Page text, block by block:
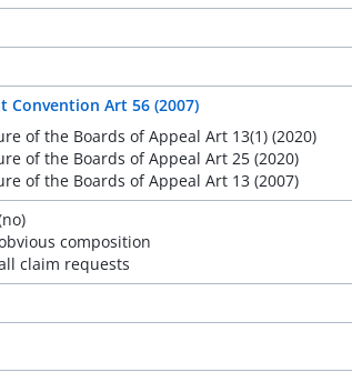
Convention Art 56 (2007)
of the Boards of Appeal Art 13(1) (2020)
of the Boards of Appeal Art 25 (2020)
of the Boards of Appeal Art 13 (2007)
composition
claim requests